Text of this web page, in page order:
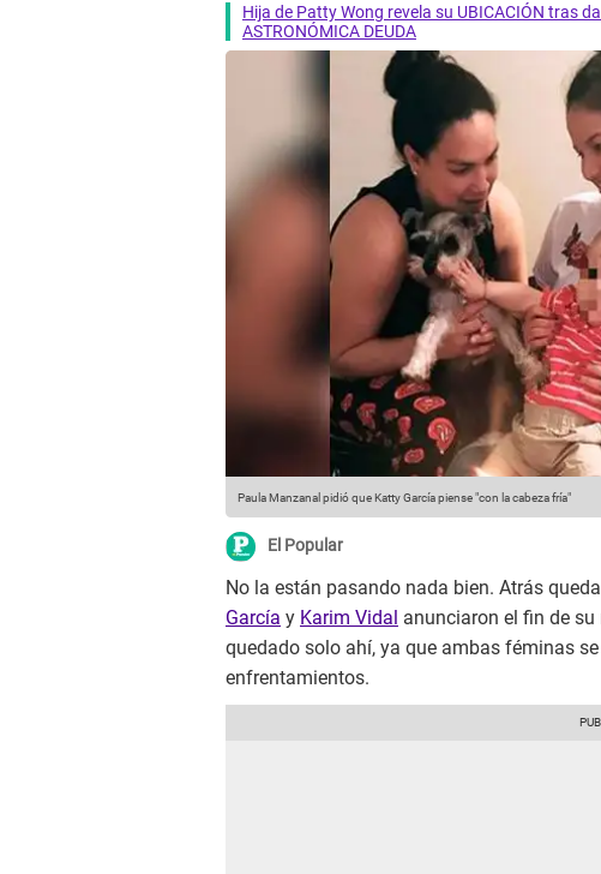
Hija de Patty Wong revela su UBICACIÓN tras
ASTRONÓMICA DEUDA
Paula Manzanal pidió que Katty García piense "con la cabeza fría"
El Popular
No la están pasando nada bien. Atrás
García y Karim Vidal anunciaron el fin de
quedado solo ahí, ya que ambas féminas
enfrentamientos.